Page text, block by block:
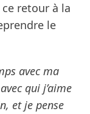
retour à la
le
avec ma
qui j’aime
et je pense